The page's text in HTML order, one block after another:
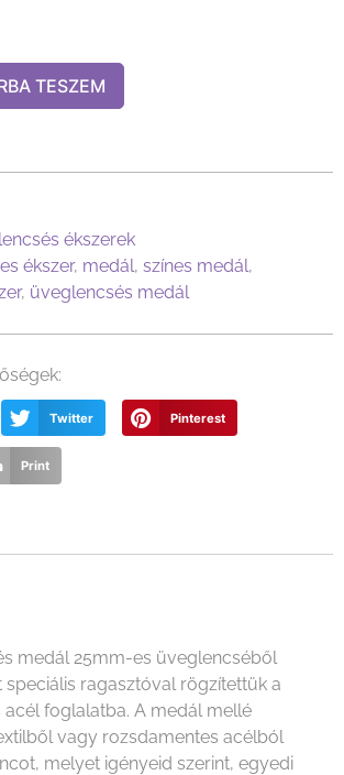
TESZEM
ékszerek
ékszer, medál, színes medál,
, üveglencsés medál
Twitter Pinterest
Print
medál 25mm-es üveglencséből
speciális ragasztóval rögzítettük a
acél foglalatba. A medál mellé
vagy rozsdamentes acélból
melyet igényeid szerint, egyedi